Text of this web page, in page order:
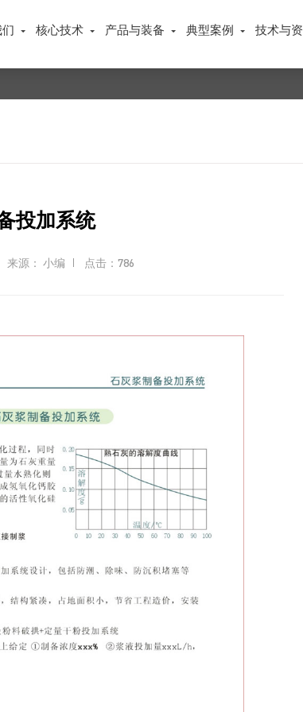
核心技术 产品与装备 典型案例 技术与
投加系统
来源： 小编 点击： 786